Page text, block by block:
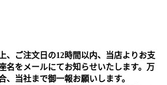
、ご注文日の12時間以内、当店よりお支
名をメールにてお知らせいたします。万
、当社まで御一報お願いします。